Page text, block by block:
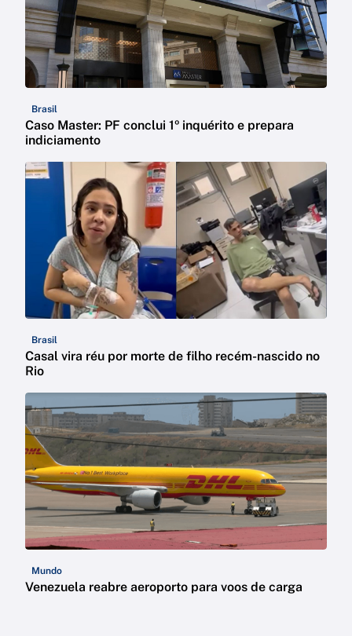
Brasil
Caso Master: PF conclui 1º inquérito e prepara
indiciamento
Brasil
Casal vira réu por morte de filho recém-nascido no
Rio
Mundo
Venezuela reabre aeroporto para voos de carga